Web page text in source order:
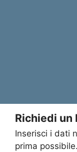
Richiedi un
Inserisci i dati
prima possibile.